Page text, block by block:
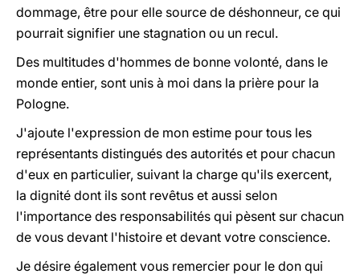
dommage, être pour elle source de déshonneur, ce qui
pourrait signifier une stagnation ou un recul.
Des multitudes d'hommes de bonne volonté, dans le
monde entier, sont unis à moi dans la prière pour la
Pologne.
J'ajoute l'expression de mon estime pour tous les
représentants distingués des autorités et pour chacun
d'eux en particulier, suivant la charge qu'ils exercent,
la dignité dont ils sont revêtus et aussi selon
l'importance des responsabilités qui pèsent sur chacun
de vous devant l'histoire et devant votre conscience.
Je désire également vous remercier pour le don qui